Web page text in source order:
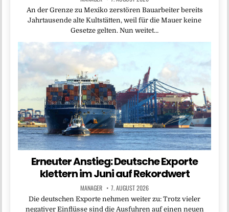
An der Grenze zu Mexiko zerstören Bauarbeiter bereits
Jahrtausende alte Kultstätten, weil für die Mauer keine
Gesetze gelten. Nun weitet…
Erneuter Anstieg: Deutsche Exporte
klettern im Juni auf Rekordwert
MANAGER 7. AUGUST 2026
Die deutschen Exporte nehmen weiter zu: Trotz vieler
negativer Einflüsse sind die Ausfuhren auf einen neuen